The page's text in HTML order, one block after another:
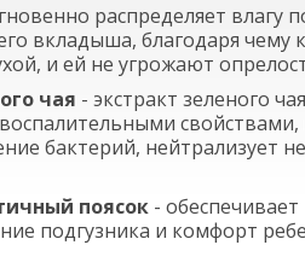
распределяет влагу
вкладыша, благодаря чему
и ей не угрожают
чая - экстракт зеленого
свойствами,
бактерий, нейтрализует
поясок - обеспечивает
подгузника и комфорт